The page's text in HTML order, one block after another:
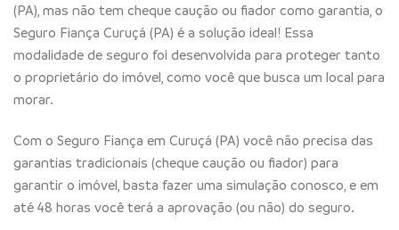
(PA), mas não tem cheque caução ou fiador como garantia, o
Seguro Fiança Curuçá (PA) é a solução ideal! Essa
modalidade de seguro foi desenvolvida para proteger tanto
o proprietário do imóvel, como você que busca um local para
morar.
Com o Seguro Fiança em Curuçá (PA) você não precisa das
garantias tradicionais (cheque caução ou fiador) para
garantir o imóvel, basta fazer uma simulação conosco, e em
até 48 horas você terá a aprovação (ou não) do seguro.